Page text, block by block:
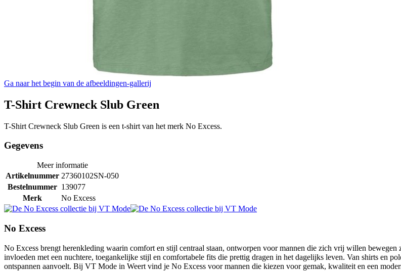
Ga naar het begin van de afbeeldingen-gallerij
T-Shirt Crewneck Slub Green
T-Shirt Crewneck Slub Green is een t-shirt van het merk No Excess.
Gegevens
Meer informatie
Artikelnummer 27360102SN-050
Bestelnummer 139077
Merk
No Excess
No Excess
No Excess brengt herenkleding waarin comfort en stijl centraal staan, ontworpen voor mannen die zich vrij willen
invloeden met een nuchtere, toegankelijke stijl en comfortabele fits die prettig dragen in het dagelijks leven. Van shirts en
ontspannen aanvoelt. Bij VT Mode in Weert vind je No Excess voor mannen die kiezen voor gemak, kwaliteit en een